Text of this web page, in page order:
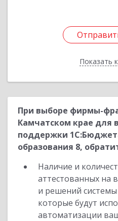
Показать
При выборе фирмы-
Камчатском крае для
поддержки
образования 8,
Наличие и
аттестованных на
и решений
которые будут
автоматизации